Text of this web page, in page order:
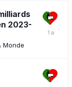
2023-
Monde